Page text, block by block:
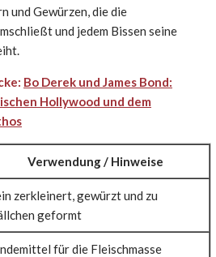
und Gewürzen, die die
und jedem Bissen seine
Bo Derek und James Bond:
Hollywood und dem
Verwendung / Hinweise
zerkleinert, gewürzt und zu
geformt
für die Fleischmasse